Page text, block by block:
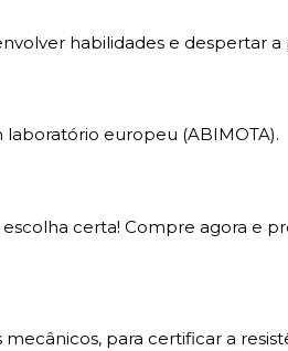
habilidades e despertar
europeu (ABIMOTA).
certa! Compre agora e
para certificar a